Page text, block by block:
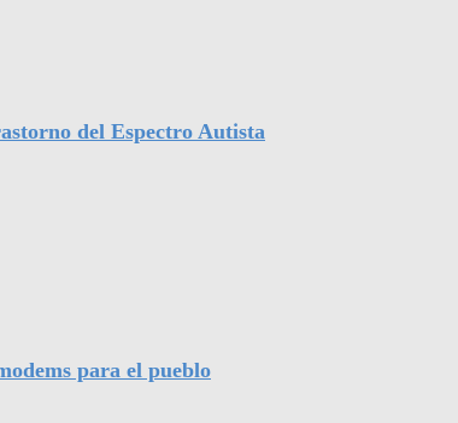
del Espectro Autista
para el pueblo